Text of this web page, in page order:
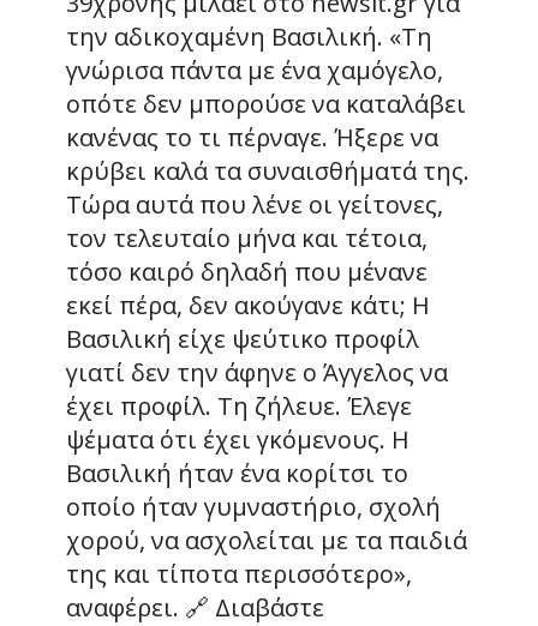
την αδικοχαμένη Βασιλική. «Τη
γνώρισα πάντα με ένα χαμόγελο,
οπότε δεν μπορούσε να καταλάβει
κανένας το τι πέρναγε. Ήξερε να
κρύβει καλά τα συναισθήματά της.
Τώρα αυτά που λένε οι γείτονες,
τον τελευταίο μήνα και τέτοια,
τόσο καιρό δηλαδή που μένανε
εκεί πέρα, δεν ακούγανε κάτι; Η
Βασιλική είχε ψεύτικο προφίλ
γιατί δεν την άφηνε ο Άγγελος να
έχει προφίλ. Τη ζήλευε. Έλεγε
ψέματα ότι έχει γκόμενους. Η
Βασιλική ήταν ένα κορίτσι το
οποίο ήταν γυμναστήριο, σχολή
χορού, να ασχολείται με τα παιδιά
της και τίποτα περισσότερο»,
αναφέρει. 🔗 Διαβάστε